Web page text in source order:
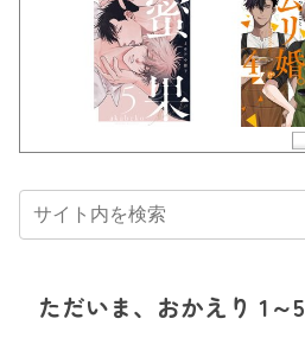
ただいま、おかえり 1